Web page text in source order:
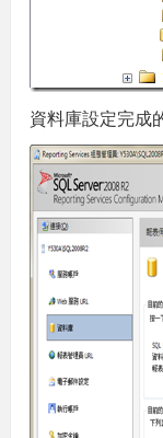
資料庫設定完成